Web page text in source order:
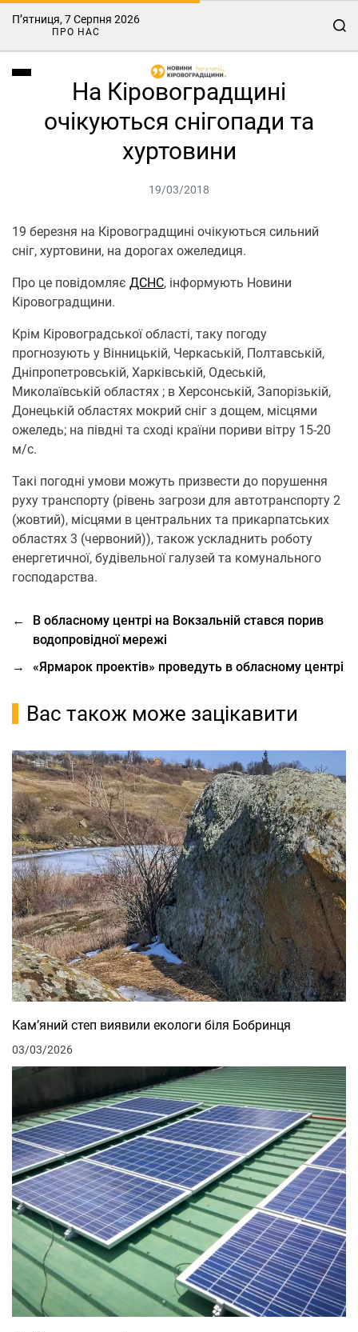
П’ятниця, 7 Серпня 2026
ПРО НАС
На Кіровоградщині
очікуються снігопади та
хуртовини
19/03/2018
19 березня на Кіровоградщині очікуються сильний
сніг, хуртовини, на дорогах ожеледиця.
Про це повідомляє ДСНС, інформують Новини
Кіровоградщини.
Крім Кіровоградської області, таку погоду
прогнозують у Вінницькій, Черкаській, Полтавській,
Дніпропетровській, Харківській, Одеській,
Миколаївській областях ; в Херсонській, Запорізькій,
Донецькій областях мокрий сніг з дощем, місцями
ожеледь; на півдні та сході країни пориви вітру 15-20
м/с.
Такі погодні умови можуть призвести до порушення
руху транспорту (рівень загрози для автотранспорту 2
(жовтий), місцями в центральних та прикарпатських
областях 3 (червоний)), також ускладнить роботу
енергетичної, будівельної галузей та комунального
господарства.
←
В обласному центрі на Вокзальній стався порив
водопровідної мережі
→
«Ярмарок проектів» проведуть в обласному центрі
Вас також може зацікавити
Кам’яний степ виявили екологи біля Бобринця
03/03/2026